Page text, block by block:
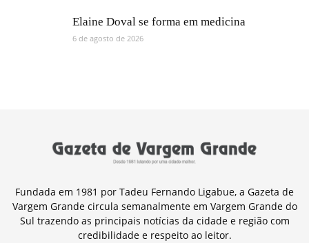
Elaine Doval se forma em medicina
6 de agosto de 2026
Fundada em 1981 por Tadeu Fernando Ligabue, a Gazeta de
Vargem Grande circula semanalmente em Vargem Grande do
Sul trazendo as principais notícias da cidade e região com
credibilidade e respeito ao leitor.